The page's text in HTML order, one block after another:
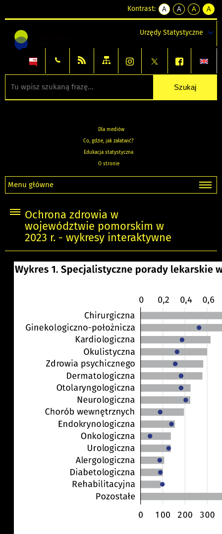
Kontrast:
A
kontrast
A
kontrast
tekst
czarnym
A
kontrast
tekst
czarnym
A
tekst
żółtym
Urzędy Statystyczne
Dla mediów
Co, gdzie, jak załatwić?
Edukacja statystyczna
O stronie
Menu główne
Ochrona zdrowia w
województwie pomorskim w
2023 r. - wykresy interaktywne